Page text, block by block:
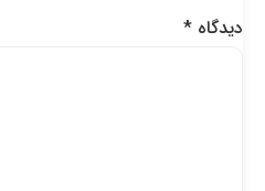
دیدگاه*